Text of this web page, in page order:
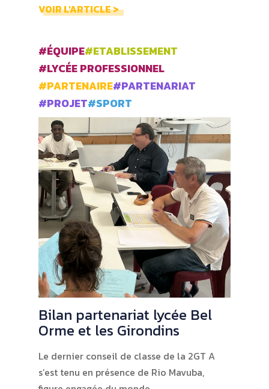
VOIR L'ARTICLE >
#ÉQUIPE#ETABLISSEMENT
#LYCÉE PROFESSIONNEL
#PARTENAIRE#PARTENARIAT
#PROJET#SPORT
Bilan partenariat lycée Bel
Orme et les Girondins
Le dernier conseil de classe de la 2GT A
s’est tenu en présence de Rio Mavuba,